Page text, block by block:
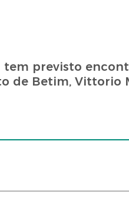
tem previsto
de Betim, Vittorio